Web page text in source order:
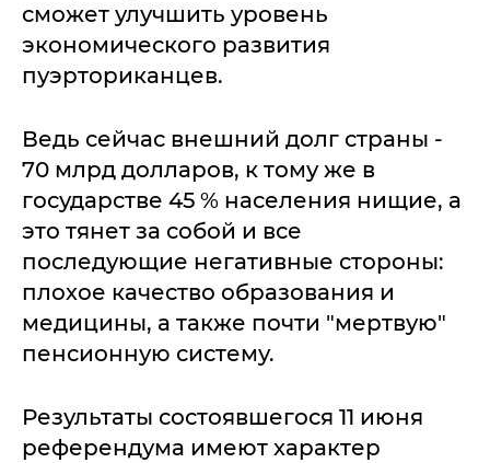
сможет улучшить уровень
экономического развития
пуэрториканцев.
Ведь сейчас внешний долг страны -
70 млрд долларов, к тому же в
государстве 45 % населения нищие, а
это тянет за собой и все
последующие негативные стороны:
плохое качество образования и
медицины, а также почти "мертвую"
пенсионную систему.
Результаты состоявшегося 11 июня
референдума имеют характер